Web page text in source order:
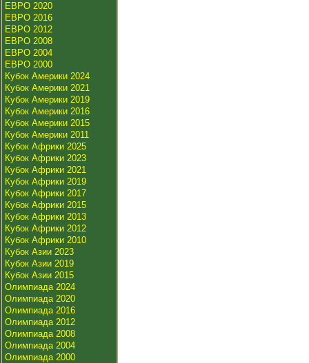
ЕВРО 2020
ЕВРО 2016
ЕВРО 2012
ЕВРО 2008
ЕВРО 2004
ЕВРО 2000
Кубок Америки 2024
Кубок Америки 2021
Кубок Америки 2019
Кубок Америки 2016
Кубок Америки 2015
Кубок Америки 2011
Кубок Африки 2025
Кубок Африки 2023
Кубок Африки 2021
Кубок Африки 2019
Кубок Африки 2017
Кубок Африки 2015
Кубок Африки 2013
Кубок Африки 2012
Кубок Африки 2010
Кубок Азии 2023
Кубок Азии 2019
Кубок Азии 2015
Олимпиада 2024
Олимпиада 2020
Олимпиада 2016
Олимпиада 2012
Олимпиада 2008
Олимпиада 2004
Олимпиада 2000